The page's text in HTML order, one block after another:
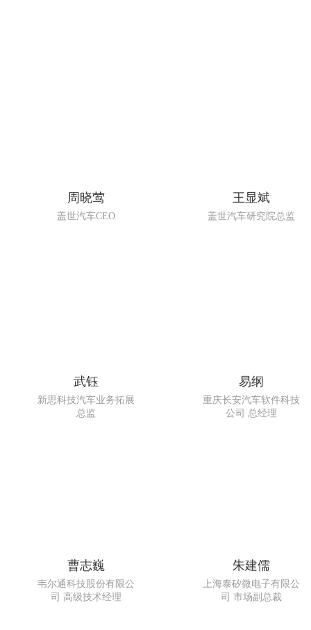
周晓莺
盖世汽车CEO
王显斌
盖世汽车研究院总监
武钰
新思科技汽车业务拓展
总监
易纲
重庆长安汽车软件科技
公司 总经理
曹志巍
韦尔通科技股份有限公
司 高级技术经理
朱建儒
上海泰矽微电子有限公
司 市场副总裁